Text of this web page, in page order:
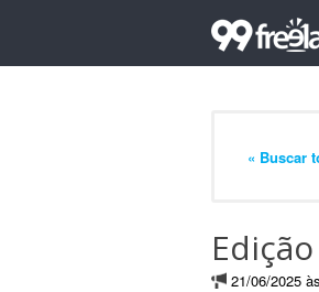
« Buscar
21/06/2025